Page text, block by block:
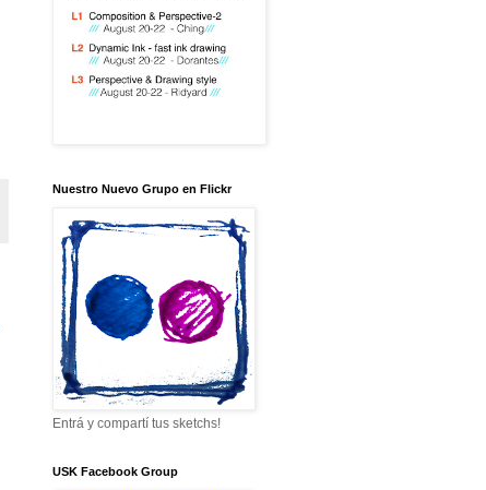
Nuestro Nuevo Grupo en Flickr
Entrá y compartí tus sketchs!
USK Facebook Group